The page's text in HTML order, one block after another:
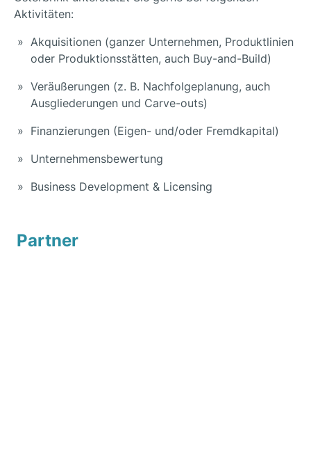
Aktivitäten:
Akquisitionen (ganzer Unternehmen, Produktlinien
oder Produktionsstätten, auch Buy-and-Build)
Veräußerungen (z. B. Nachfolgeplanung, auch
Ausgliederungen und Carve-outs)
Finanzierungen (Eigen- und/oder Fremdkapital)
Unternehmensbewertung
Business Development & Licensing
Partner